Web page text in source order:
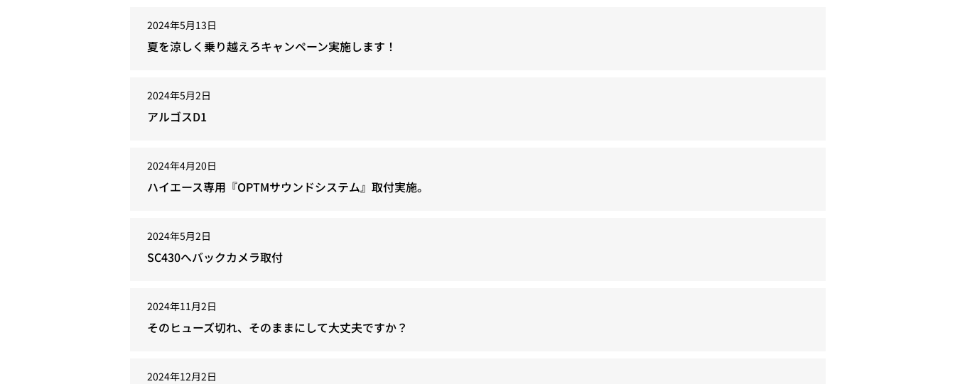
2024年5月13日
夏を涼しく乗り越えろキャンペーン実施します！
2024年5月2日
アルゴスD1
2024年4月20日
ハイエース専用『OPTMサウンドシステム』取付実施。
2024年5月2日
SC430へバックカメラ取付
2024年11月2日
そのヒューズ切れ、そのままにして大丈夫ですか？
2024年12月2日